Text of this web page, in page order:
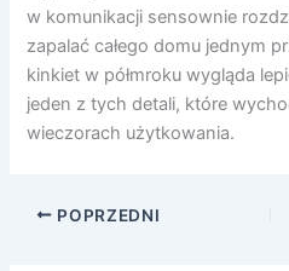
w komunikacji sensownie
zapalać całego domu jednym
kinkiet w półmroku wygląda
jeden z tych detali, które
wieczorach użytkowania.
POPRZEDNI